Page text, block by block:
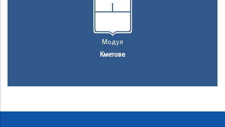
Модул
Кметове